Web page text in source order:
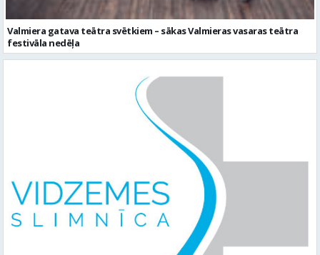
Valmiera gatava teātra svētkiem – sākas Valmieras vasaras teātra
festivāla nedēļa